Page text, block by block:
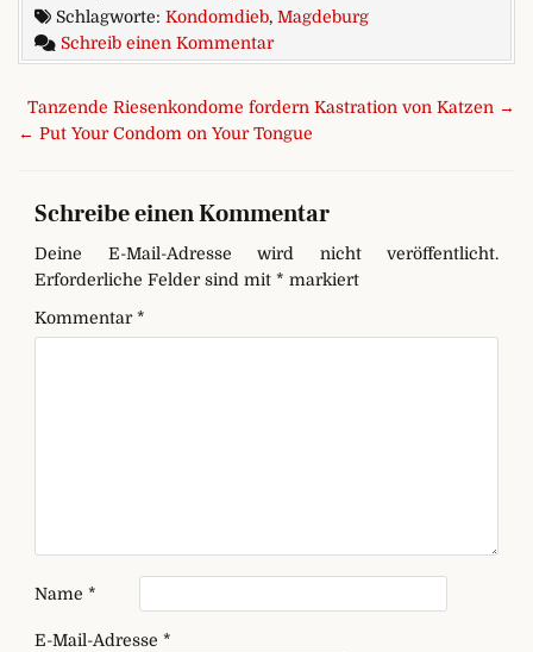
Schlagworte: Kondomdieb, Magdeburg
Schreib einen Kommentarzu Ohne Kondome in die JVA
Beitragsnavigation
Tanzende Riesenkondome fordern Kastration von Katzen →
← Put Your Condom on Your Tongue
Schreibe einen Kommentar
Deine E-Mail-Adresse wird nicht veröffentlicht.
Erforderliche Felder sind mit * markiert
Kommentar *
Name *
E-Mail-Adresse *